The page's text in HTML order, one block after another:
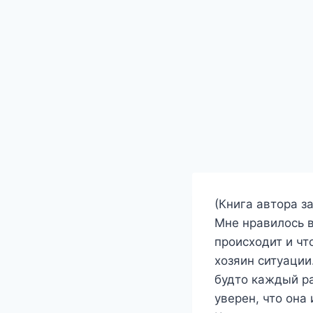
(Книга автора
Мне нравилось
происходит и
хозяин
будто каждый
уверен, что